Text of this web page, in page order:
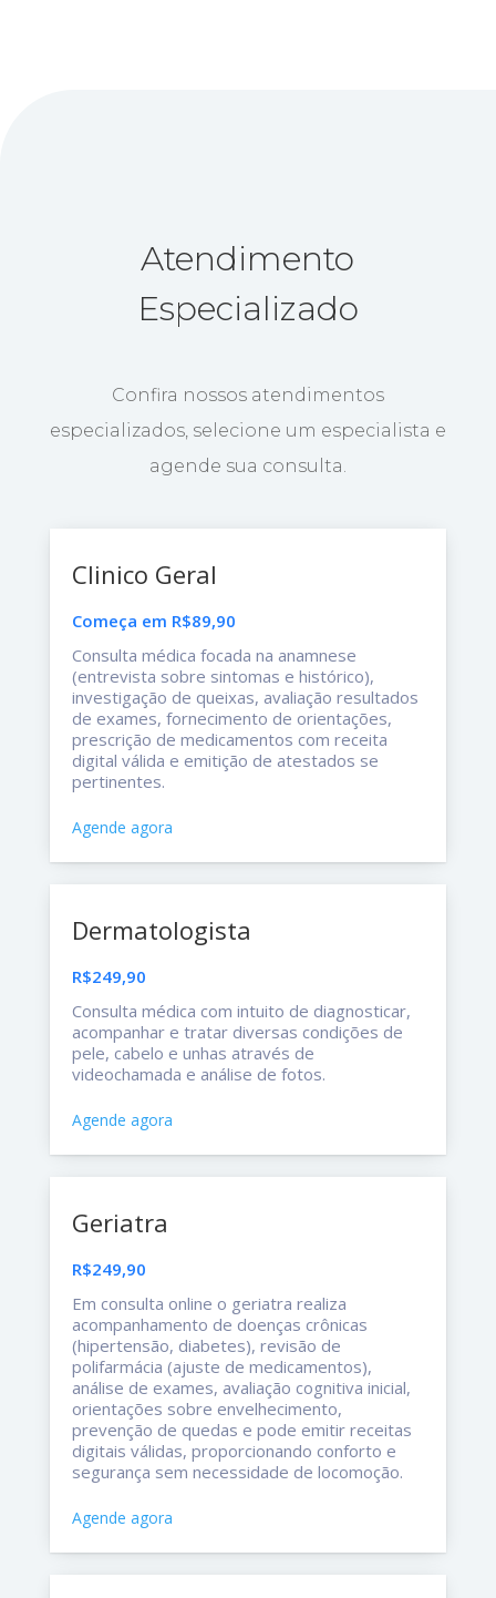
Atendimento
Especializado
Confira nossos atendimentos
especializados, selecione um especialista e
agende sua consulta.
Clinico Geral
Começa em R$89,90
Consulta médica focada na anamnese
(entrevista sobre sintomas e histórico),
investigação de queixas, avaliação resultados
de exames, fornecimento de orientações,
prescrição de medicamentos com receita
digital válida e emitição de atestados se
pertinentes.
Agende agora
Dermatologista
R$249,90
Consulta médica com intuito de diagnosticar,
acompanhar e tratar diversas condições de
pele, cabelo e unhas através de
videochamada e análise de fotos.
Agende agora
Geriatra
R$249,90
Em consulta online o geriatra realiza
acompanhamento de doenças crônicas
(hipertensão, diabetes), revisão de
polifarmácia (ajuste de medicamentos),
análise de exames, avaliação cognitiva inicial,
orientações sobre envelhecimento,
prevenção de quedas e pode emitir receitas
digitais válidas, proporcionando conforto e
segurança sem necessidade de locomoção.
Agende agora